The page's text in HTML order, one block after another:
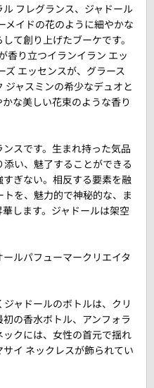
フレグランス、ジャドール
メイドの花のように細やかな
て創り上げたブーケです。
香り立つイランイラン エッ
エッセンスが、グラース
ジャスミンの希少なデュオと
な美しい花束のような香り
ンスです。生まれ持った気品
い、魅了することができる
ぎない。相反する要素を融
を、魅力的で神秘的な、ま
します。ジャドールは架空
ルパフューマークリエイタ
ャドールのボトルは、クリ
の香水ボトル、アンフォラ
クには、女性の首元で揺れ
イ ネックレスが飾られてい